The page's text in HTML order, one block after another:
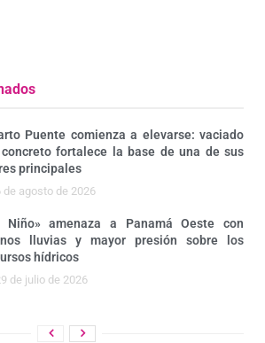
Puente comienza a elevarse: vaciado
fortalece la base de una de sus
principales
agosto de 2026
Niño» amenaza a Panamá Oeste con
lluvias y mayor presión sobre los
hídricos
de julio de 2026